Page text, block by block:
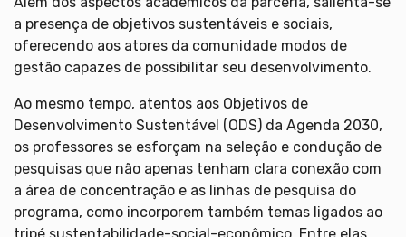
a presença de objetivos sustentáveis e sociais,
oferecendo aos atores da comunidade modos de
gestão capazes de possibilitar seu desenvolvimento.
Ao mesmo tempo, atentos aos Objetivos de
Desenvolvimento Sustentável (ODS) da Agenda 2030,
os professores se esforçam na seleção e condução de
pesquisas que não apenas tenham clara conexão com
a área de concentração e as linhas de pesquisa do
programa, como incorporem também temas ligados ao